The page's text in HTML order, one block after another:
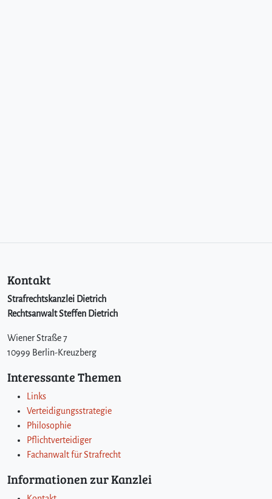
Kontakt
Strafrechtskanzlei Dietrich
Rechtsanwalt Steffen Dietrich
Wiener Straße 7
10999 Berlin-Kreuzberg
Interessante Themen
Links
Verteidigungsstrategie
Philosophie
Pflichtverteidiger
Fachanwalt für Strafrecht
Informationen zur Kanzlei